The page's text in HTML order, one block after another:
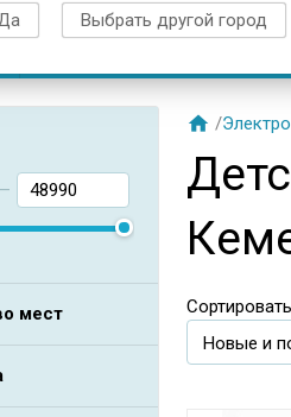
Выбрать другой город
мест
 /